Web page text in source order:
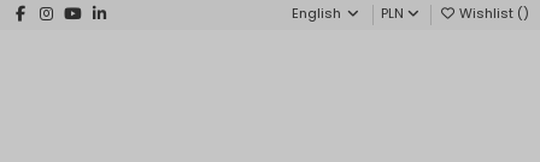
English PLN Wishlist ()